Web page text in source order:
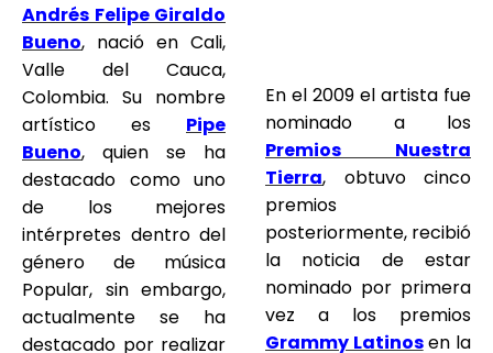
Andrés Felipe Giraldo
Bueno, nació en Cali,
Valle del Cauca,
Colombia. Su nombre
artístico es Pipe
Bueno, quien se ha
destacado como uno
de los mejores
intérpretes dentro del
género de música
Popular, sin embargo,
actualmente se ha
destacado por realizar
En el 2009 el artista fue
nominado a los
Premios Nuestra
Tierra, obtuvo cinco
premios
posteriormente, recibió
la noticia de estar
nominado por primera
vez a los premios
Grammy Latinosen la